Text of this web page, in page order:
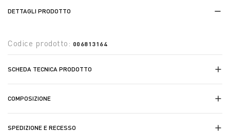
DETTAGLI PRODOTTO
Codice prodotto: 006813164
SCHEDA TECNICA PRODOTTO
COMPOSIZIONE
SPEDIZIONE E RECESSO